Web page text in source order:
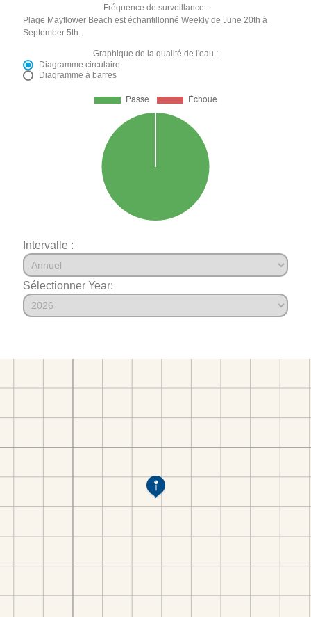
Fréquence de surveillance :
Plage Mayflower Beach est échantillonné Weekly de June 20th à
September 5th.
Graphique de la qualité de l'eau :
Diagramme circulaire
Diagramme à barres
Intervalle :
Sélectionner Year: